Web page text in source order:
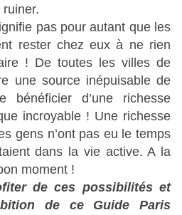
pas pour autant que les
rester chez eux à ne rien
! De toutes les villes de
une source inépuisable de
bénéficier d’une richesse
incroyable ! Une richesse
gens n’ont pas eu le temps
dans la vie active. A la
moment !
de ces possibilités et
de ce Guide Paris